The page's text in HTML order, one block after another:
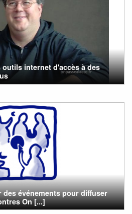
internet d'accès à des
des événements pour diffuser
On [...]